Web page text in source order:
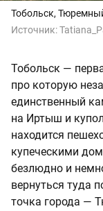
Тобольск,
Источник:
Тобольск —
про которую
единственный
на Иртыш и
находится
купеческими
безлюдно и
вернуться туда
точка города —